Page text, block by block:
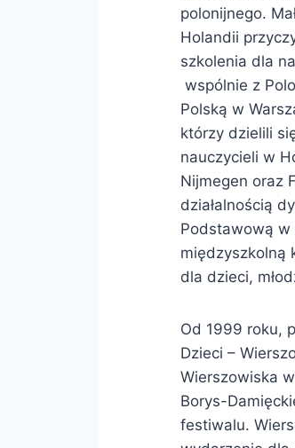
polonijnego.
Holandii
szkolenia dla
wspólnie z
Polską w
którzy dzielili
nauczycieli w
Nijmegen oraz
działalnością
Podstawową w
międzyszkolną
dla dzieci,
Od 1999 roku,
Dzieci –
Wierszowiska
Borys-
festiwalu.